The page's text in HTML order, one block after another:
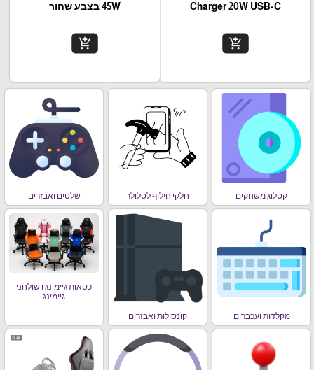
Charger 20W USB-C
add_shopping_cart
45W בצבע שחור
add_shopping_cart
קטלוג משחקים חלקי חילוף לסלולר שלטים ואבזרים
מקלדות ועכברים קונסולות ואבזרים
כסאות גיימינג ו שולחני
גיימינג